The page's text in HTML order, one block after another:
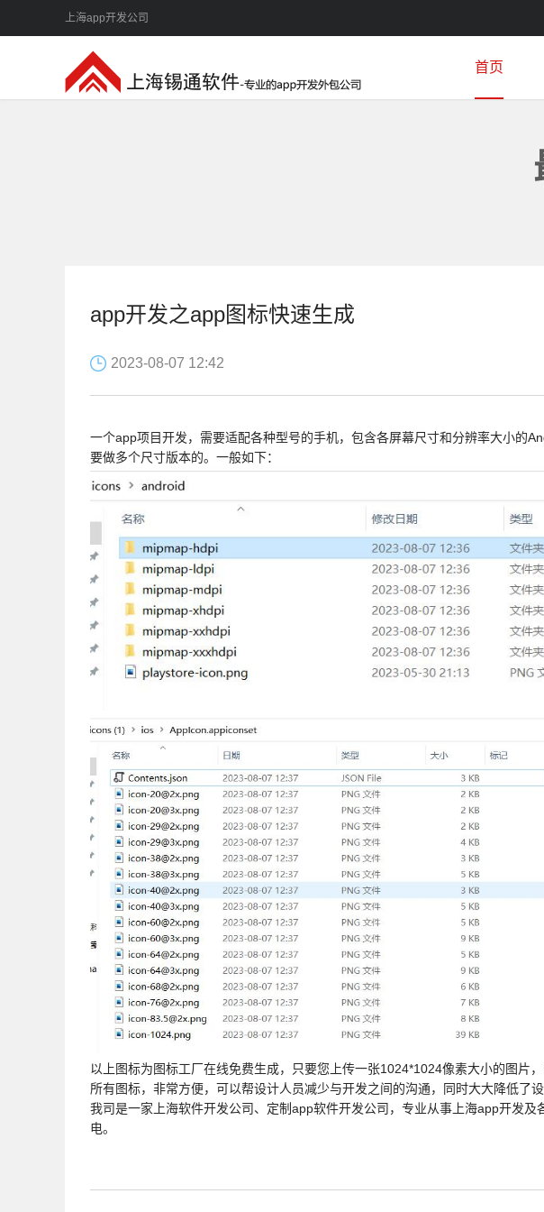
上海app开发公司
首页
app开发之app图标快速生成
2023-08-07 12:42
一个app项目开发，需要适配各种型号的手机，包含各屏幕尺寸和分辨率大小的
要做多个尺寸版本的。一般如下：
以上图标为图标工厂在线免费生成，只要您上传一张1024*1024像素大小的图片
所有图标，非常方便，可以帮设计人员减少与开发之间的沟通，同时大大降低了设
我司是一家上海软件开发公司、定制app软件开发公司，专业从事上海app开发及
电。